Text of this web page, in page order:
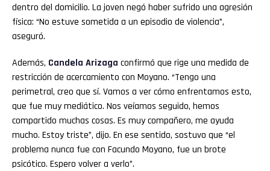
dentro del domicilio. La joven negó haber sufrido una agresión
física: “No estuve sometida a un episodio de violencia”,
aseguró.
Además, Candela Arizaga confirmó que rige una medida de
restricción de acercamiento con Moyano. “Tengo una
perimetral, creo que sí. Vamos a ver cómo enfrentamos esto,
que fue muy mediático. Nos veíamos seguido, hemos
compartido muchas cosas. Es muy compañero, me ayuda
mucho. Estoy triste”, dijo. En ese sentido, sostuvo que “el
problema nunca fue con Facundo Moyano, fue un brote
psicótico. Espero volver a verlo”.